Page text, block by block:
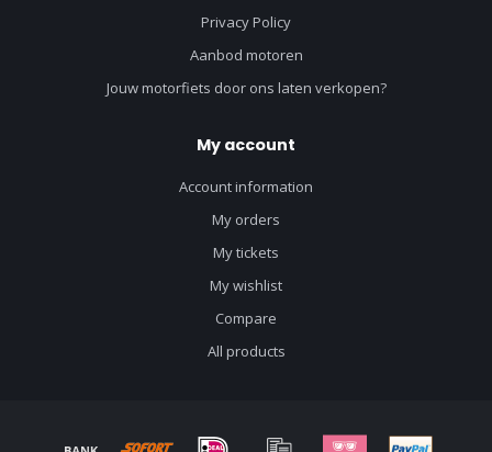
Privacy Policy
Aanbod motoren
Jouw motorfiets door ons laten verkopen?
My account
Account information
My orders
My tickets
My wishlist
Compare
All products